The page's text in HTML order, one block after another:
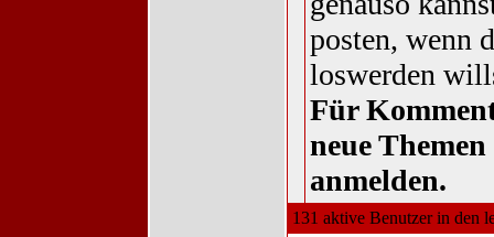
posten, wenn
loswerden
Für
neue
anmelden.
131 aktive Benutzer in den